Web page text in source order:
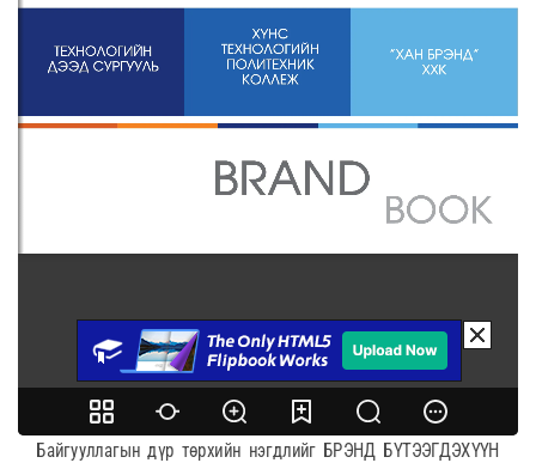
Байгууллагын дүр төрхийн нэгдлийг БРЭНД БҮТЭЭГДЭХҮҮН